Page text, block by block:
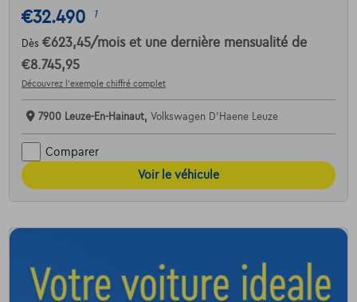
€32.490 1
Dès €623,45/mois et une dernière mensualité de
€8.745,95
Découvrez l’exemple chiffré complet
7900 Leuze-En-Hainaut, Volkswagen D'Haene Leuze
Comparer
Voir le véhicule